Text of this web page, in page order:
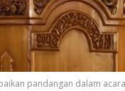
pandangan dalam